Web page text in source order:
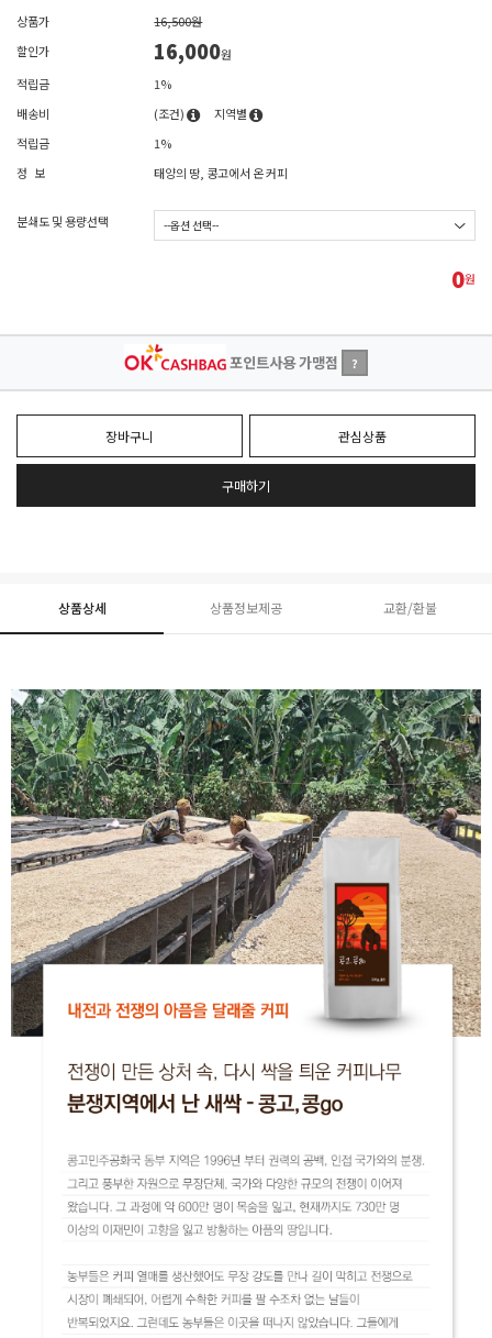
상품가
16,500원
할인가
16,000원
적립금
1%
배송비
(조건)
지역별
적립금
1%
정 보
태양의 땅, 콩고에서 온 커피
분쇄도 및 용량선택
0원
포인트사용 가맹점 ?
장바구니 관심상품
구매하기
상품상세 상품정보제공 교환/환불